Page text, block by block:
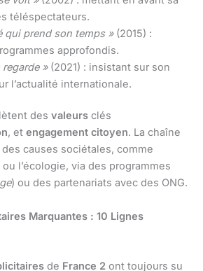
téléspectateurs.
qui prend son temps »(2015) :
approfondis.
»(2021) : insistant sur son
l’actualité internationale.
des valeurs clés
, et engagement citoyen. La chaîne
causes sociétales, comme
l’écologie, via des programmes
) ou des partenariats avec des ONG.
Marquantes : 10 Lignes
de France 2 ont toujours su